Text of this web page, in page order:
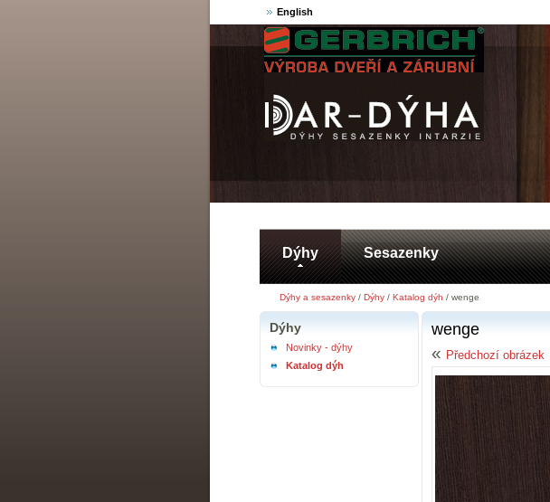
English
Dýhy Sesazenky
Dýhy a sesazenky/ Dýhy/ Katalog dýh / wenge
Dýhy
Novinky - dýhy
Katalog dýh
wenge
« Předchozí obrázek